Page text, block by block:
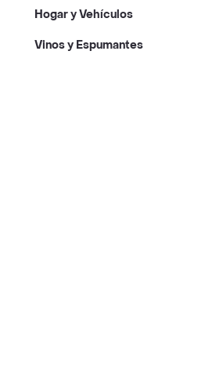
Hogar y Vehículos
Vinos y Espumantes